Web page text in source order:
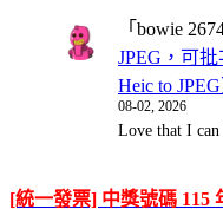
「 bowie
JPEG，可
Heic to JPEG
08-02, 2026
Love that I
[統一發票] 中獎號碼 115